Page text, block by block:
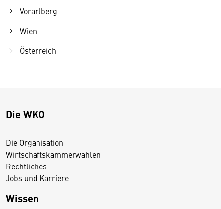
Vorarlberg
Wien
Österreich
Die WKO
Die Organisation
Wirtschaftskammerwahlen
Rechtliches
Jobs und Karriere
Wissen